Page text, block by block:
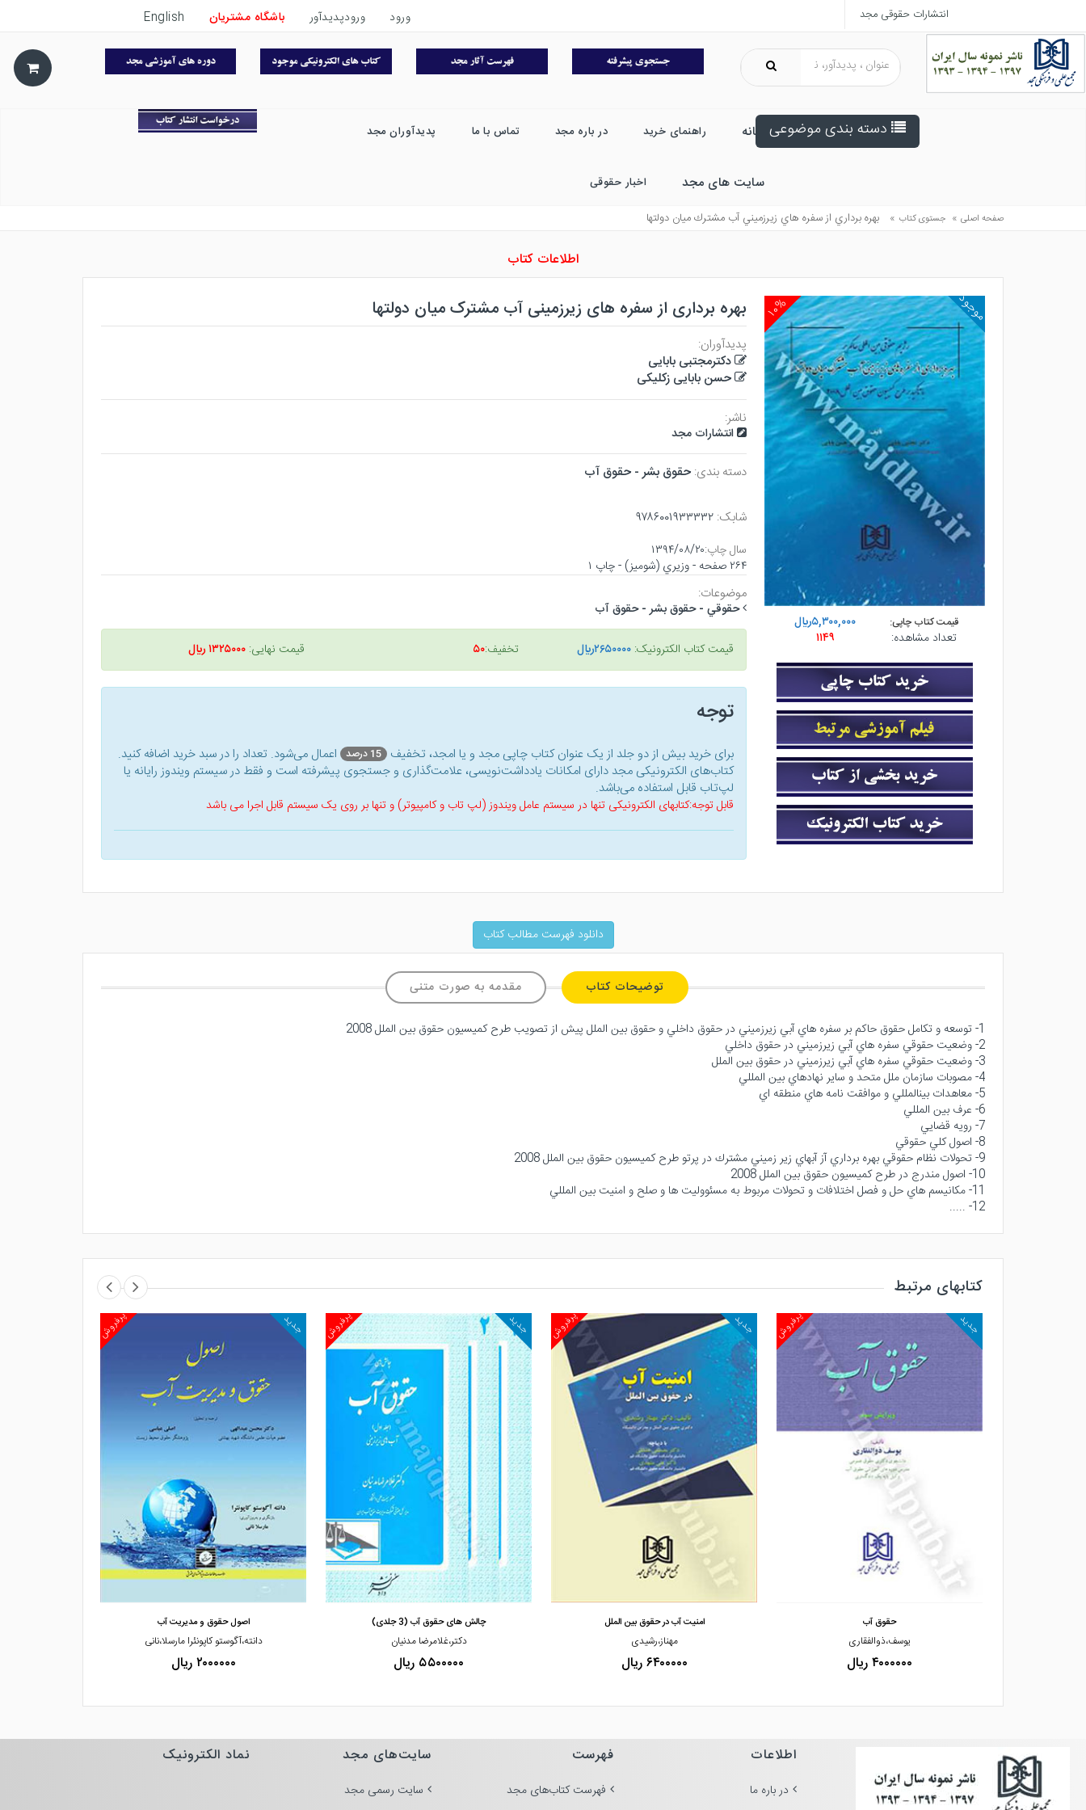
انتشارات حقوقی مجد ورود ورودپدیدآور باشگاه مشتریان English
دسته بندی موضوعی خانه راهنمای خرید در باره مجد تماس با ما پدیدآوران مجد
سایت های مجد اخبار حقوقی
صفحه اصلی » جستوی کتاب » بهره برداري از سفره هاي زيرزميني آب مشترك ميان دولتها
اطلاعات کتاب
۱۰% موجود
قیمت کتاب چاپی:
۵,۳۰۰,۰۰۰ريال
تعداد مشاهده:
۱۱۴۹
بهره برداری از سفره های زیرزمینی آب مشترک میان دولتها
پدیدآوران:
دکترمجتبی بابایی
حسن بابایی زکلیکی
ناشر:
انتشارات مجد
دسته بندی:حقوق بشر - حقوق آب
شابک:۹۷۸۶۰۰۱۹۳۳۳۳۲
سال چاپ:۱۳۹۴/۰۸/۲۰
۲۶۴ صفحه - وزيري (شوميز) - چاپ ۱
موضوعات:
حقوقي - حقوق بشر - حقوق آب
قیمت کتاب الکترونیک:۲۶۵۰۰۰۰ريال تخفیف:۵۰ قیمت نهایی:۱۳۲۵۰۰۰ ريال
توجه
برای خرید بیش از دو جلد از یک عنوان کتاب‌ چاپی مجد و یا امجد، تخفیف 15 درصد
اعمال می‌شود. تعداد را در سبد خرید اضافه کنید.
کتاب‌های الکترونیکی مجد دارای امکانات یادداشت‌نویسی، علامت‌گذاری و جستجوی پیشرفته است و فقط در سیستم ویندوز رایانه یا
لپ‌تاب قابل استفاده می‌باشد.
قابل توجه:کتابهای الکترونیکی تنها در سیستم عامل ویندوز (لپ تاب و کامپیوتر) و تنها بر روی یک سیستم قابل اجرا می باشد
دانلود فهرست مطالب کتاب
توضیحات کتاب مقدمه به صورت متنی
1- توسعه و تكامل حقوق حاكم بر سفره هاي آبي زيرزميني در حقوق داخلي و حقوق بين الملل پيش از تصويب طرح كميسيون حقوق بين الملل 2008
2- وضعيت حقوقي سفره هاي آبي زيرزميني در حقوق داخلي
3- وضعيت حقوقي سفره هاي آبي زيرزميني در حقوق بين الملل
4- مصوبات سازمان ملل متحد و ساير نهادهاي بين المللي
5- معاهدات بينالمللي و موافقت نامه هاي منطقه اي
6- عرف بين المللي
7- رويه قضايي
8- اصول كلي حقوقي
9- تحولات نظام حقوقي بهره برداري آز آبهاي زير زميني مشترك در پرتو طرح كميسيون حقوق بين الملل 2008
10- اصول مندرج در طرح كميسيون حقوق بين الملل 2008
11- مكانيسم هاي حل و فصل اختلافات و تحولات مربوط به مسئووليت ها و صلح و امنيت بين المللي
12- .....
کتابهای مرتبط
پرفروش جدید
حقوق آب
یوسف،ذوالفقاری
۴۰۰۰۰۰۰ ریال
پرفروش جدید
مشاهده و خرید
امنیت آب در حقوق بین الملل
مهناز،رشیدی
۶۴۰۰۰۰۰ ریال
پرفروش جدید
چالش های حقوق آب (3 جلدی)
دکتر،غلامرضا مدنیان
۵۵۰۰۰۰۰ ریال
پرفروش جدید
اصول حقوق و مدیریت آب
دانته،آگوستو کاپونئرا مارسلا،نانی
۲۰۰۰۰۰۰ ریال
اطلاعات
در باره ما
فهرست
فهرست کتاب‌های مجد
سایت‌های مجد
سایت رسمی مجد
نماد الکترونیک